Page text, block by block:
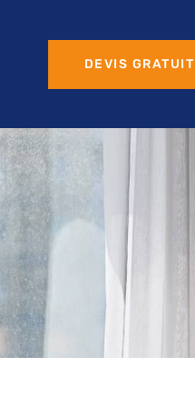
DEVIS GRATUIT